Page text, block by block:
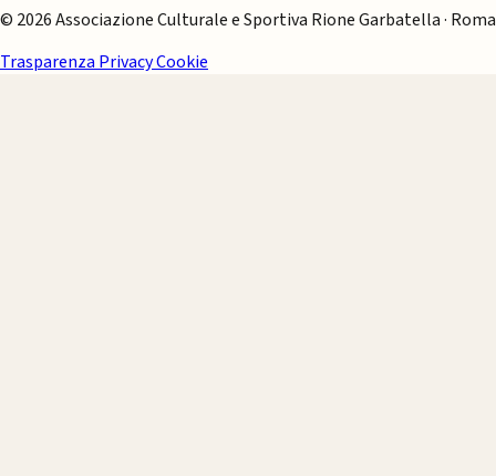
© 2026 Associazione Culturale e Sportiva Rione Garbatella · Roma
Trasparenza PrivacyCookie